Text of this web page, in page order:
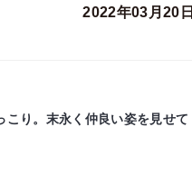
2022年03月20日
り。末永く仲良い姿を見せて